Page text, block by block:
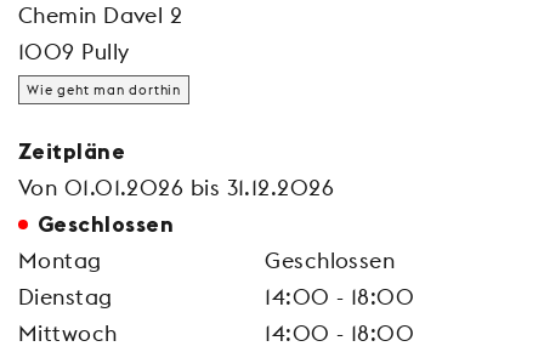
Chemin Davel 2
1009 Pully
Wie geht man dorthin
Zeitpläne
Von 01.01.2026 bis 31.12.2026
Geschlossen
Montag
Geschlossen
Dienstag
14:00 - 18:00
Mittwoch
14:00 - 18:00